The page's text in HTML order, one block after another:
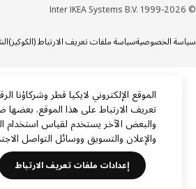
الخصوصيةسياسة ملفات تعريف الارتباط (الكوكيز)
الموقع الإلكتروني لايكيا قطر وشركاؤنا
تعريف الارتباط على هذا الموقع. بعضها
والبعض الآخر يستخدم لقياس استخدام
والإعلان والتسويق ووسائل التواصل
إعدادات ملفات تعريف الارتباط